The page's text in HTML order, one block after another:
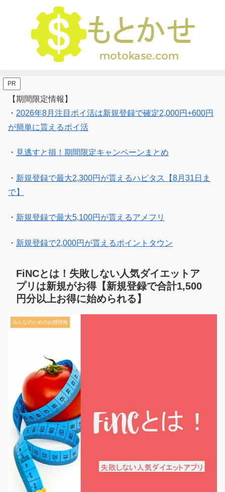
PR
【期間限定情報】
・ 2026年8月注目ポイ活は新規登録で確定2,000円+600円
が簡単に貰えるポイ活
・ 見逃すと損！期間限定キャンペーンまとめ
・ 新規登録で最大2,300円が貰えるハピタス【8月31日ま
で】
・ 新規登録で最大5,100円が貰えるアメフリ
・ 新規登録で2,000円が貰えるポイントタウン
FiNCとは！失敗しない人気ダイエットア
プリは新規がお得【新規登録で合計1,500
円分以上お得に始められる】
みんなのためのお得情報